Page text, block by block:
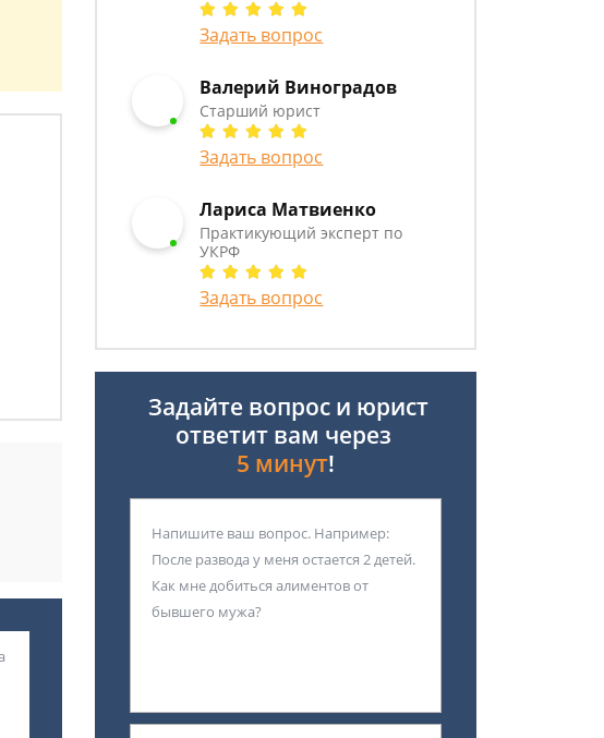
Задать вопрос
Валерий Виноградов
Старший юрист
Задать вопрос
Лариса Матвиенко
Практикующий эксперт по
УКРФ
Задать вопрос
Задайте вопрос и юрист
ответит вам через
5 минут!